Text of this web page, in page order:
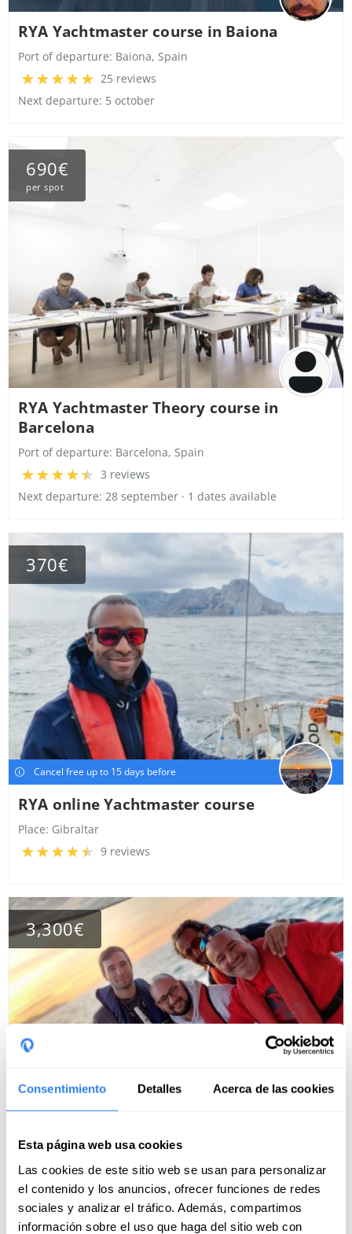
Consentimiento Detalles Acerca de las cookies
Esta página web usa cookies
Las cookies de este sitio web se usan para personalizar
el contenido y los anuncios, ofrecer funciones de redes
sociales y analizar el tráfico. Además, compartimos
información sobre el uso que haga del sitio web con
RYA Yachtmaster course in Baiona
Port of departure: Baiona, Spain
25 reviews
Next departure: 5 october
690€
per spot
RYA Yachtmaster Theory course in
Barcelona
Port of departure: Barcelona, Spain
3 reviews
Next departure: 28 september · 1 dates available
Cancel free up to 15 days before
370€
RYA online Yachtmaster course
Place: Gibraltar
9 reviews
3,300€
Yachtmaster Offshore Sail/Motor
Place: Roma, RM, Italy